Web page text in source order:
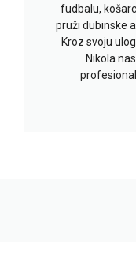
fudbalu,
pruži dubinske
Kroz svoju
Nikola